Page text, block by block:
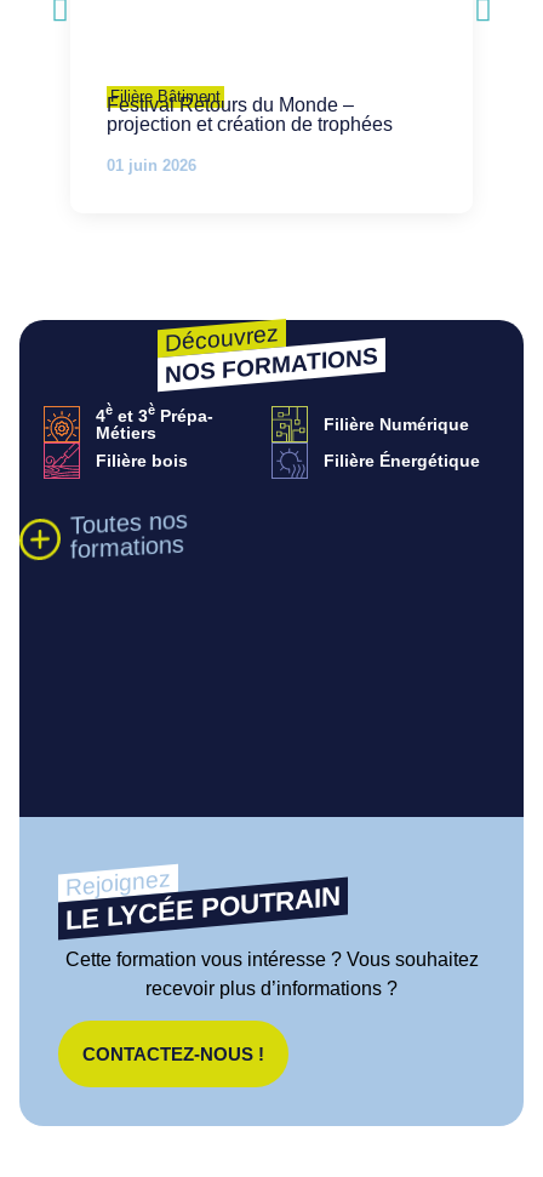
Filière Bâtiment
Festival Retours du Monde –
projection et création de trophées
01 juin 2026
Découvrez
NOS FORMATIONS
4èet 3èPrépa-
Métiers
Filière bois
Filière Numérique
Filière Énergétique
Toutes nos
formations
Rejoignez
LE LYCÉE POUTRAIN
Cette formation vous intéresse ? Vous souhaitez
recevoir plus d’informations ?
CONTACTEZ-NOUS !